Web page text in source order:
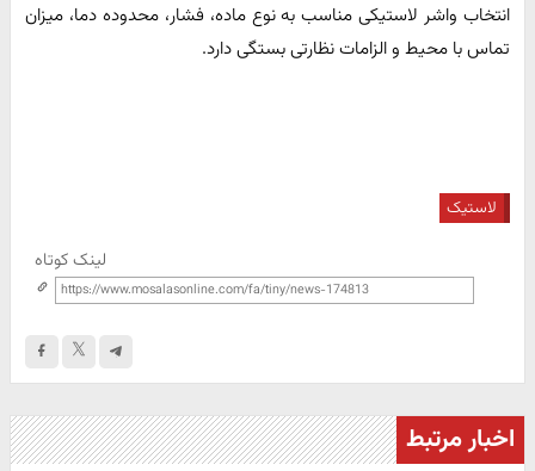
انتخاب واشر لاستیکی مناسب به نوع ماده، فشار، محدوده دما، میزان
تماس با محیط و الزامات نظارتی بستگی دارد.
لاستیک
لینک کوتاه
اخبار مرتبط